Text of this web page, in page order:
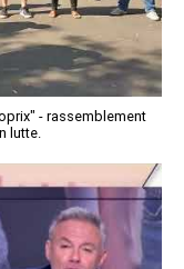
- rassemblement
lutte.